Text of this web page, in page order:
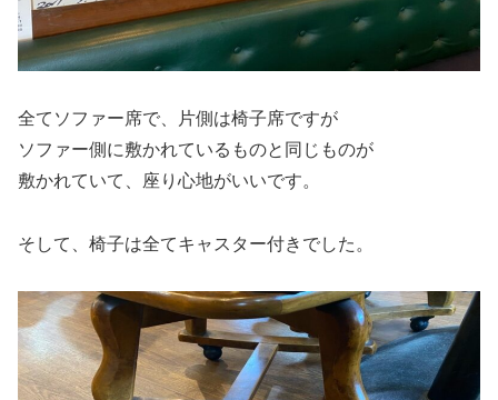
全てソファー席で、片側は椅子席ですが
ソファー側に敷かれているものと同じものが
敷かれていて、座り心地がいいです。
そして、椅子は全てキャスター付きでした。